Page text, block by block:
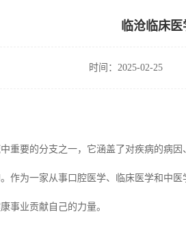
临沧临床医
时间：2025-02-25
重要的分支之一，它涵盖了对疾病的病
作为一家从事口腔医学、临床医学和中
事业贡献自己的力量。